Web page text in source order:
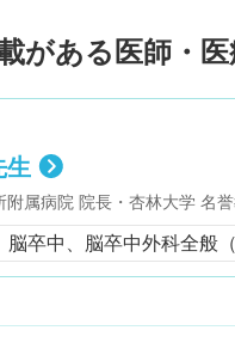
がある医師・
生
附属病院 院長・杏林大学 名
省 死体解剖資格・日本脳神
会 理事／2017年会長・日本
学会 理事／2011年会長・ス
務局長
脳卒中、脳卒中外科全般